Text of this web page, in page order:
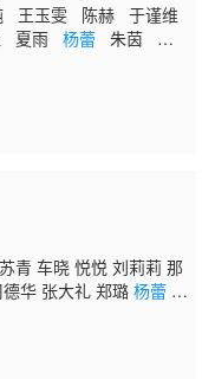
王玉雯 陈赫 于谨维
夏雨 杨蕾朱茵 马昕
圣迪 张静静 周德
聂诗云 杨雨婷
青 车晓 悦悦 刘莉莉 那
华 张大礼 郑璐 杨蕾迟